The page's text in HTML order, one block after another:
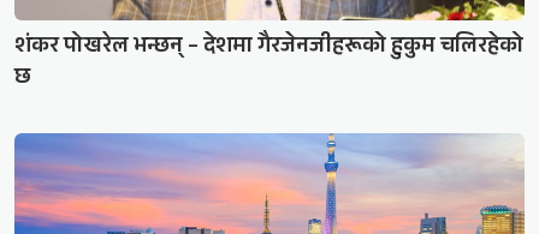
शंकर पोखरेल भन्छन् – देशमा गैरजेनजीहरूको हुकुम चलिरहेको
छ